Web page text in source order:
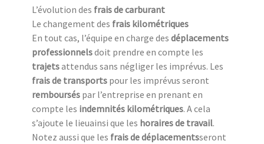
L’évolution des frais de carburant
Le changement des frais kilométriques
En tout cas, l’équipe en charge des déplacements
professionnelsdoit prendre en compte les
trajetsattendus sans négliger les imprévus. Les
frais de transports pour les imprévus seront
remboursés par l’entreprise en prenant en
compte les indemnités kilométriques. A cela
s’ajoute le lieuainsi que les horaires de travail.
Notez aussi que les frais de déplacementsseront